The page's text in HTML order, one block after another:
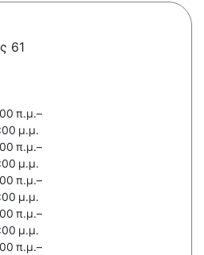
61
π.μ.–
μ.μ.
π.μ.–
μ.μ.
π.μ.–
μ.μ.
π.μ.–
μ.μ.
π.μ.–